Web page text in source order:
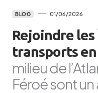
BLOG 01/06/2026
Rejoindre
transports
milieu de
Féroé sont